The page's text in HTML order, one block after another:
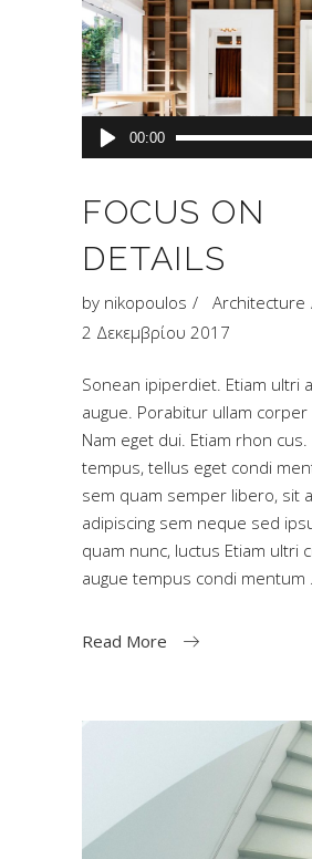
Πρόγραμμα
Αναπαραγωγής
00:00
FOCUS ON
DETAILS
by nikopoulos
Architecture
2 Δεκεμβρίου 2017
Sonean ipiperdiet. Etiam ultri
augue. Porabitur ullam corper
Nam eget dui. Etiam rhon
tempus, tellus eget condi
sem quam semper libero, sit
adipiscing sem neque sed
quam nunc, luctus Etiam ultri
augue tempus condi mentum
Read More